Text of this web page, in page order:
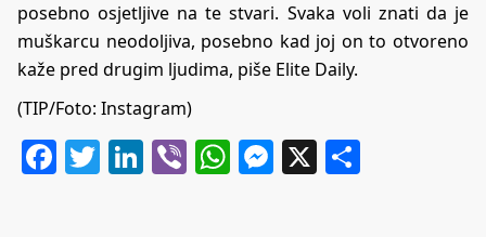
posebno osjetljive na te stvari. Svaka voli znati da je
muškarcu neodoljiva, posebno kad joj on to otvoreno
kaže pred drugim ljudima, piše Elite Daily.
(TIP/Foto: Instagram)
Facebook
Twitter
LinkedIn
ViberWhatsApp
Messenger
X